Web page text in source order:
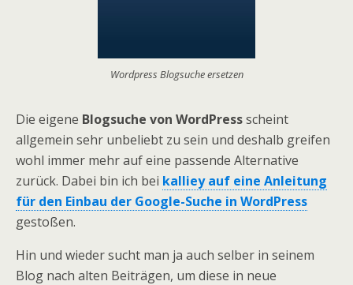
Wordpress Blogsuche ersetzen
Die eigene Blogsuche von WordPressscheint
allgemein sehr unbeliebt zu sein und deshalb greifen
wohl immer mehr auf eine passende Alternative
zurück. Dabei bin ich bei kalliey auf eine Anleitung
für den Einbau der Google-Suche in WordPress
gestoßen.
Hin und wieder sucht man ja auch selber in seinem
Blog nach alten Beiträgen, um diese in neue